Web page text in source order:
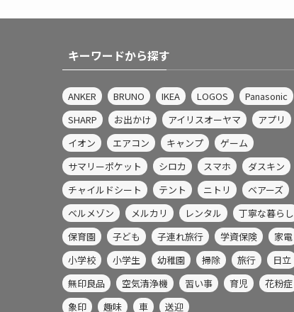
キーワードから探す
ANKER BRUNO IKEA LOGOS
Panasonic
SHARP
お出かけ アイリスオーヤマ
アプリ
イオン
エアコン キャンプ
ゲーム
サマリーポケット
シロカ スマホ
ダスキン
チャイルドシート
テント ニトリ
ベアーズ
ベルメゾン
メルカリ レンタル
丁寧な暮らし
保育園
子ども 子連れ旅行 学資保険
家電
小学校
小学生 幼稚園 掃除 旅行
日立
無印良品
空気清浄機 習い事 育児
花粉症
象印
趣味 車 送迎